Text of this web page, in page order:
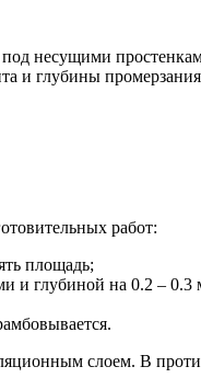
несущими
и глубины
работ:
площадь;
глубиной на 0.2 – 0.3
слоем. В